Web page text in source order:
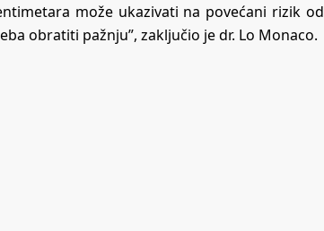
može ukazivati na povećani rizik od
obratiti pažnju”, zaključio je dr. Lo Monaco.